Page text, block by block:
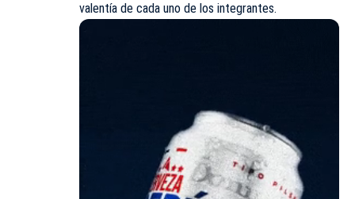
valentía de cada uno de los integrantes.